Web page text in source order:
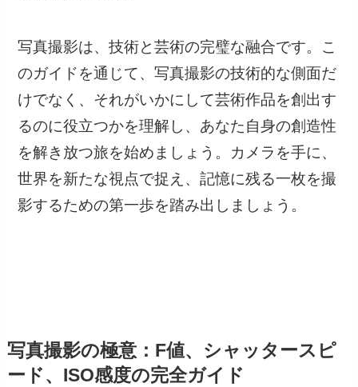
写真撮影は、技術と芸術の完璧な融合です。こ
のガイドを通じて、写真撮影の技術的な側面だ
けでなく、それがいかにして芸術作品を創出す
るのに役立つかを理解し、あなた自身の創造性
を解き放つ旅を始めましょう。カメラを手に、
世界を新たな視点で捉え、記憶に残る一枚を撮
影するための第一歩を踏み出しましょう。
写真撮影の極意：F値、シャッタースピ
ード、ISO感度の完全ガイド